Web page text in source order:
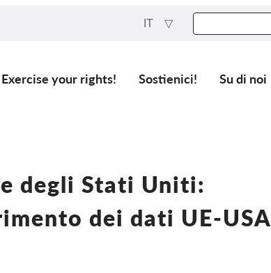
IT
Exercise your rights! Sostienici! Su di noi
degli Stati Uniti:
dei dati UE-USA